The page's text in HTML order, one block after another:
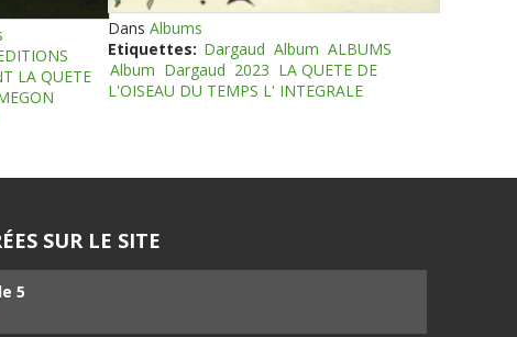
LA QUETE
Dans Albums
Etiquettes: Dargaud Album ALBUMS
Album Dargaud 2023 LA QUETE DE
L'OISEAU DU TEMPS L' INTEGRALE
SUR LE SITE
5